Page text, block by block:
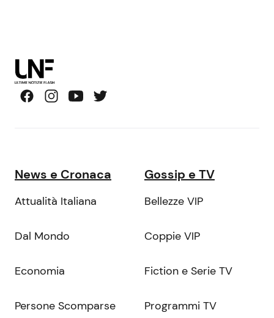
News e Cronaca
Attualità Italiana
Dal Mondo
Economia
Persone Scomparse
Gossip e TV
Bellezze VIP
Coppie VIP
Fiction e Serie TV
Programmi TV